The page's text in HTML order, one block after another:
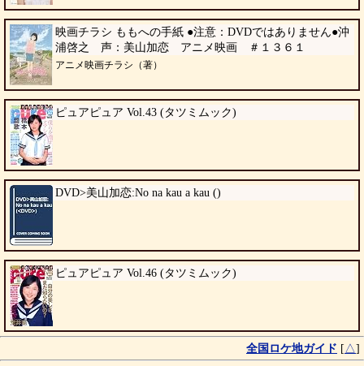
映画チラシ ももへの手紙 ●注意：DVDではありません●沖
浦啓之 声：美山加恋 アニメ映画 ＃１３６１
アニメ映画チラシ（著）
ピュアピュア Vol.43 (タツミムック)
DVD>美山加恋:No na kau a kau ()
ピュアピュア Vol.46 (タツミムック)
全国ロケ地ガイド [△]